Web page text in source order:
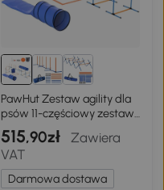
PawHut Zestaw agility dla
psów 11-częściowy zestaw
agility z 2 tunelami,
regulowaną obręczą do
skakania, przeszkodami,
tyczkami slalomowymi
515,90zł
Zawiera
VAT
Darmowa dostawa